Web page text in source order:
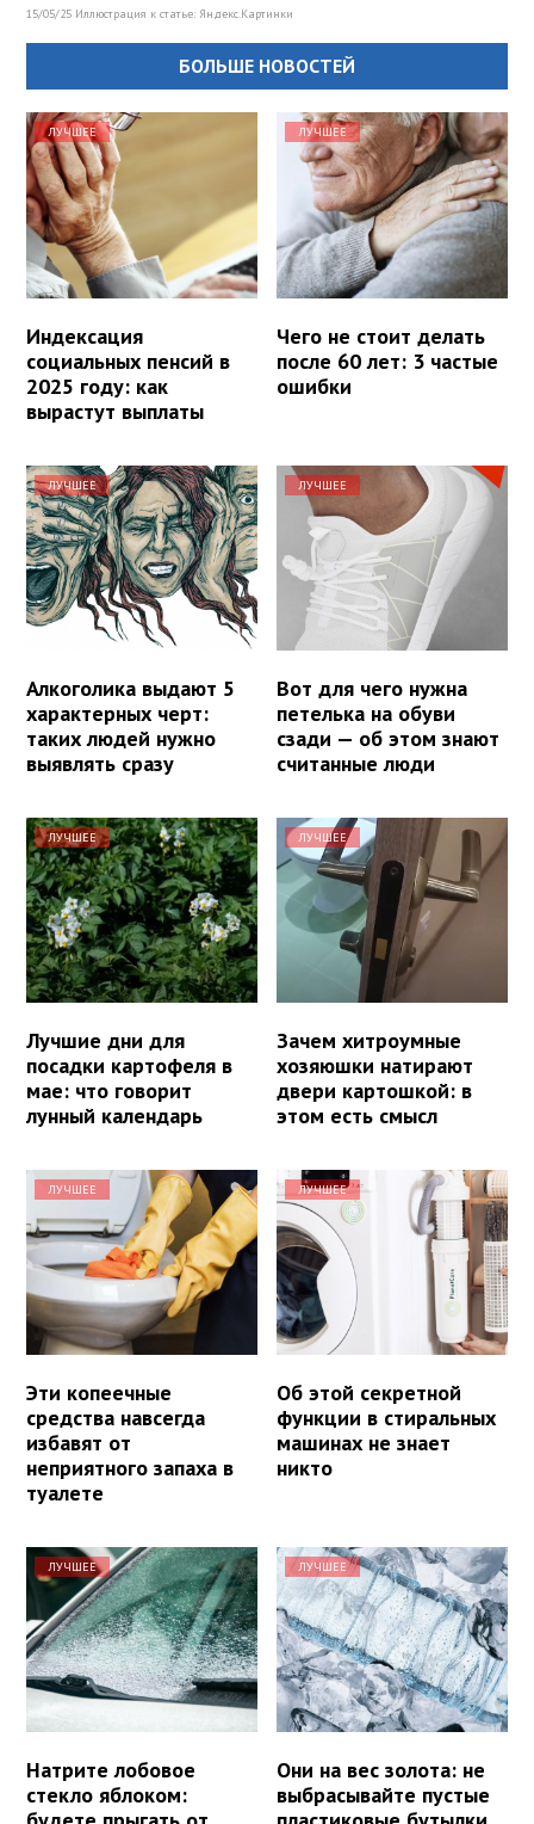
15/05/25 Иллюстрация к статье: Яндекс.Картинки
БОЛЬШЕ НОВОСТЕЙ
ЛУЧШЕЕ
Индексация
социальных пенсий в
2025 году: как
вырастут выплаты
ЛУЧШЕЕ
Чего не стоит делать
после 60 лет: 3 частые
ошибки
ЛУЧШЕЕ
Алкоголика выдают 5
характерных черт:
таких людей нужно
выявлять сразу
ЛУЧШЕЕ
Вот для чего нужна
петелька на обуви
сзади — об этом знают
считанные люди
ЛУЧШЕЕ
Лучшие дни для
посадки картофеля в
мае: что говорит
лунный календарь
ЛУЧШЕЕ
Зачем хитроумные
хозяюшки натирают
двери картошкой: в
этом есть смысл
ЛУЧШЕЕ
Эти копеечные
средства навсегда
избавят от
неприятного запаха в
туалете
ЛУЧШЕЕ
Об этой секретной
функции в стиральных
машинах не знает
никто
ЛУЧШЕЕ
Натрите лобовое
стекло яблоком:
ЛУЧШЕЕ
Они на вес золота: не
выбрасывайте пустые